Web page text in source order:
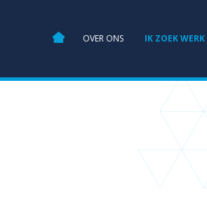
HOME OVER ONS IK ZOEK WERK